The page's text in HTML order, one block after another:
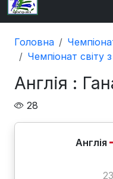
Головна
Чемпіонат світу
Англія :
28
Англія